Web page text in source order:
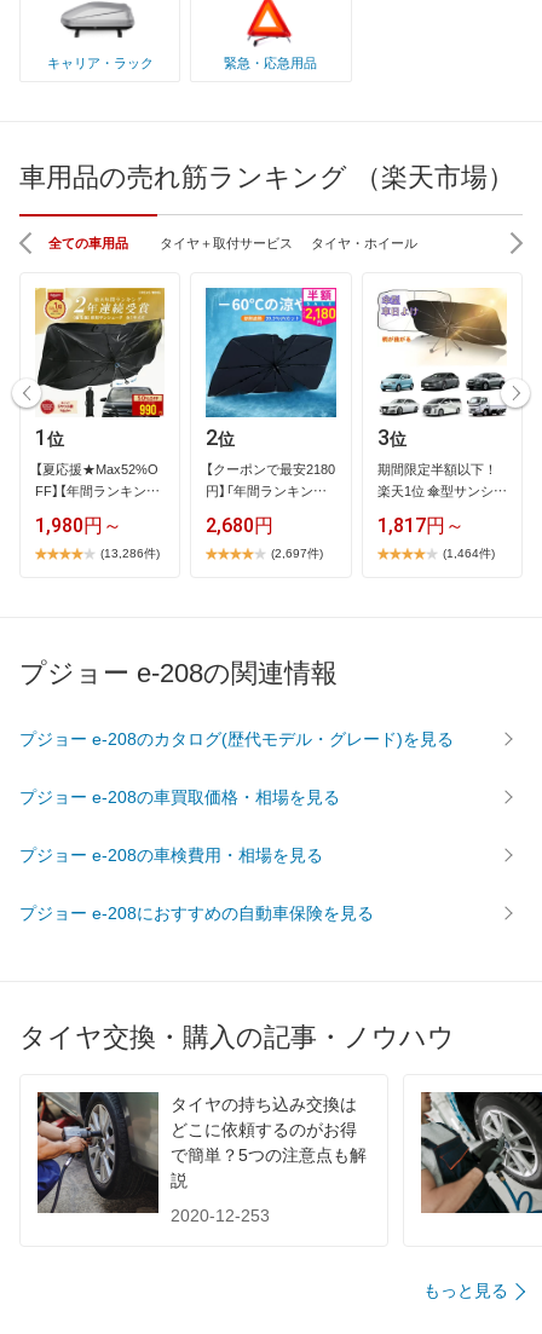
キャリア・ラック 緊急・応急用品
車用品の売れ筋ランキング （楽天市場）
全ての車用品 タイヤ＋取付サービス タイヤ・ホイール
1 位
【​夏​応​援​★​M​a​x​5​2​%​O​
F​F​】​【​年​間​ラ​ン​キ​ン​グ​
1,980円～
(13,286件)
2位
【​ク​ー​ポ​ン​で​最​安​2​1​8​0​
円​】​「​年​間​ラ​ン​キ​ン​…
2,680円
(2,697件)
3位
期​間​限​定​半​額​以​下​！​ ​
楽​天​1​位​ ​傘​型​サ​ン​シ​…
1,817円～
(1,464件)
プジョー e-208の関連情報
プジョー e-208のカタログ(歴代モデル・グレード)を見る
プジョー e-208の車買取価格・相場を見る
プジョー e-208の車検費用・相場を見る
プジョー e-208におすすめの自動車保険を見る
タイヤ交換・購入の記事・ノウハウ
タイヤの持ち込み交換は
どこに依頼するのがお得
で簡単？5つの注意点も解
説
2020-12-253
もっと見る